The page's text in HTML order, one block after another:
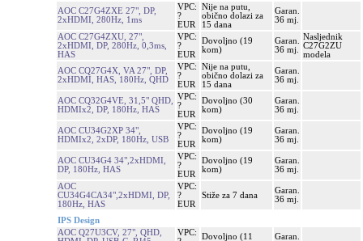
AOC C27G4ZXE 27", DP,
2xHDMI, 280Hz, 1ms
VPC:
?
EUR
Nije na putu,
obično dolazi za
15 dana
Garan.
36 mj.
AOC C27G4ZXU, 27",
2xHDMI, DP, 280Hz, 0,3ms,
HAS
VPC:
?
EUR
Dovoljno (19
kom)
Garan.
36 mj.
Nasljednik
C27G2ZU
modela
AOC CQ27G4X, VA 27", DP,
2xHDMI, HAS, 180Hz, QHD
VPC:
?
EUR
Nije na putu,
obično dolazi za
15 dana
Garan.
36 mj.
AOC CQ32G4VE, 31,5" QHD,
HDMIx2, DP, 180Hz, HAS
VPC:
?
EUR
Dovoljno (30
kom)
Garan.
36 mj.
AOC CU34G2XP 34",
HDMIx2, 2xDP, 180Hz, USB
VPC:
?
EUR
Dovoljno (19
kom)
Garan.
36 mj.
AOC CU34G4 34",2xHDMI,
DP, 180Hz, HAS
VPC:
?
EUR
Dovoljno (19
kom)
Garan.
36 mj.
AOC
CU34G4CA34",2xHDMI, DP,
180Hz, HAS
VPC:
?
EUR
Stiže za 7 dana
Garan.
36 mj.
IPS Design
AOC Q27U3CV, 27", QHD,
VPC:
Dovoljno (11
Garan.